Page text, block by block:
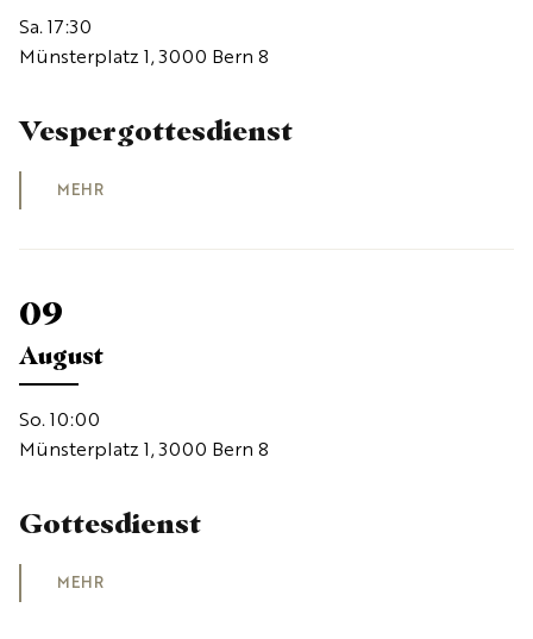
Sa. 17:30
Münsterplatz 1, 3000 Bern 8
Vespergottesdienst
MEHR
09
August
So. 10:00
Münsterplatz 1, 3000 Bern 8
Gottesdienst
MEHR